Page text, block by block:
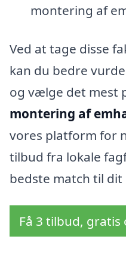
montering af
Ved at tage disse
kan du bedre
og vælge det mest
montering af
vores platform for
tilbud fra lokale
bedste match til
Få 3 tilbud,